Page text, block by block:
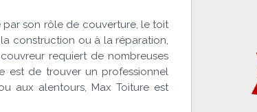
par son rôle de couverture, le toit
construction ou à la réparation,
requiert de nombreuses
est de trouver un professionnel
aux alentours, Max Toiture est